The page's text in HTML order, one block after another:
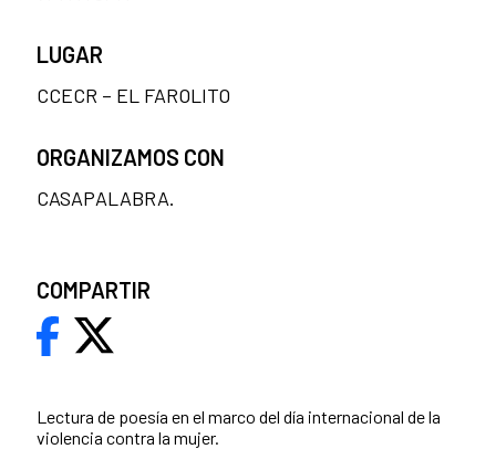
Lectura de poesía en el marco del día internacional de la
violencia contra la mujer.
LUGAR
CCECR – EL FAROLITO
ORGANIZAMOS CON
CASAPALABRA.
COMPARTIR